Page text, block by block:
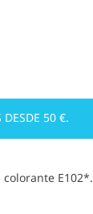
50 €.
E102*.